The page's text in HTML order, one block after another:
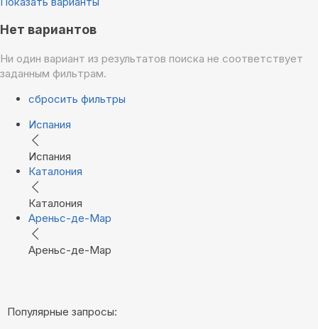
Нет вариантов
Ни один вариант из результатов поиска не соответствует
заданным фильтрам.
сбросить фильтры
Испания
Испания
Каталония
Каталония
Ареньс-де-Мар
Ареньс-де-Мар
Популярные запросы: